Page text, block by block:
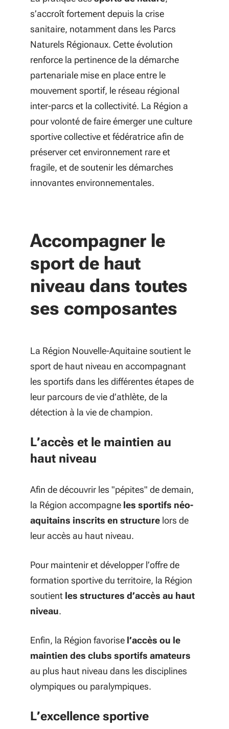
s’accroît fortement depuis la crise
sanitaire, notamment dans les Parcs
Naturels Régionaux. Cette évolution
renforce la pertinence de la démarche
partenariale mise en place entre le
mouvement sportif, le réseau régional
inter-parcs et la collectivité. La Région a
pour volonté de faire émerger une culture
sportive collective et fédératrice afin de
préserver cet environnement rare et
fragile, et de soutenir les démarches
innovantes environnementales.
Accompagner le
sport de haut
niveau dans toutes
ses composantes
La Région Nouvelle-Aquitaine soutient le
sport de haut niveau en accompagnant
les sportifs dans les différentes étapes de
leur parcours de vie d’athlète, de la
détection à la vie de champion.
L’accès et le maintien au
haut niveau
Afin de découvrir les "pépites" de demain,
la Région accompagne les sportifs néo-
aquitains inscrits en structure lors de
leur accès au haut niveau.
Pour maintenir et développer l’offre de
formation sportive du territoire, la Région
soutient les structures d’accès au haut
niveau.
Enfin, la Région favorise l’accès ou le
maintien des clubs sportifs amateurs
au plus haut niveau dans les disciplines
olympiques ou paralympiques.
L’excellence sportive